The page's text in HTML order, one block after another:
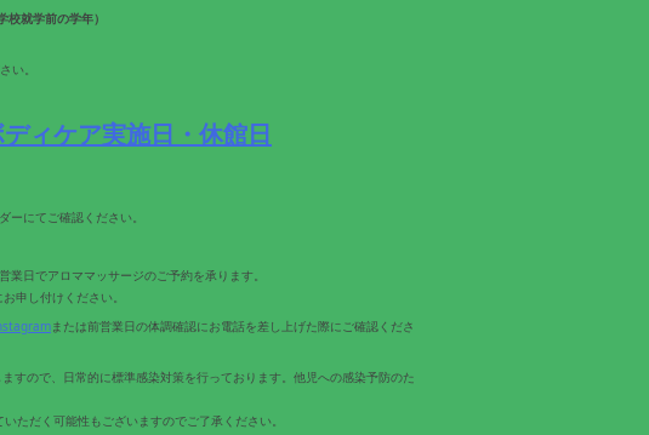
就学前の学年）
い。
ィケア実施日・休館日
にてご確認ください。
営業日でアロママッサージのご予約を承ります。
申し付けください。
または前営業日の体調確認にお電話を差し上げた際にご確認くださ
すので、日常的に標準感染対策を行っております。他児への感染予防のた
ただく可能性もございますのでご了承ください。